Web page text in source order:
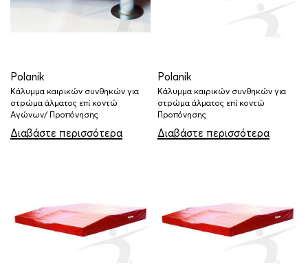
Polanik
Κάλυμμα καιρικών συνθηκών για
στρώμα άλματος επί κοντώ
Αγώνων/ Προπόνησης
Διαβάστε περισσότερα
Polanik
Κάλυμμα καιρικών συνθηκών για
στρώμα άλματος επί κοντώ
Προπόνησης
Διαβάστε περισσότερα